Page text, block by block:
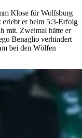
Klose für Wolfsburg
erlebt erbeim 5:3-Erfolg
mit. Zweimal hätte er
Benaglio verhindert
bei den Wölfen